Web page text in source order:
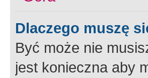
Dlaczego muszę
Być może nie
jest konieczna aby